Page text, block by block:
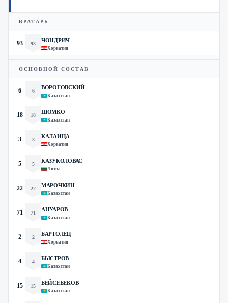
ВРАТАРЬ
93 93
ЧОНДРИЧ
Хорватия
ОСНОВНОЙ СОСТАВ
6 6
ВОРОГОВСКИЙ
Казахстан
18 18
ШОМКО
Казахстан
3 3
КАЛАИЦА
Хорватия
5 5
КАЗУКОЛОВАС
Литва
22 22
МАРОЧКИН
Казахстан
71 71
АНУАРОВ
Казахстан
2 2
БАРТОЛЕЦ
Хорватия
4 4
БЫСТРОВ
Казахстан
15 15
БЕЙСЕБЕКОВ
Казахстан